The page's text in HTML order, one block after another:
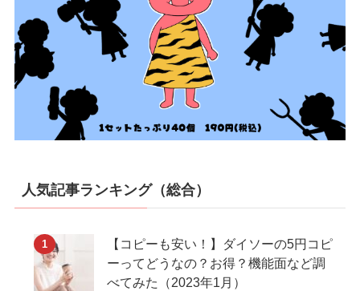
人気記事ランキング（総合）
【コピーも安い！】ダイソーの5円コピ
ーってどうなの？お得？機能面など調
べてみた（2023年1月）